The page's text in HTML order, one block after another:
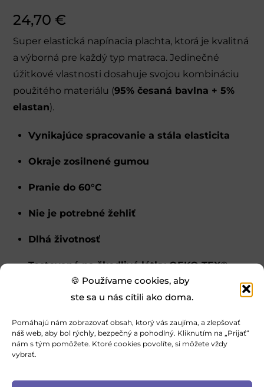
🍪 Používame cookies, aby
ste sa u nás cítili ako doma.
Pomáhajú nám zobrazovať obsah, ktorý vás zaujíma, a zlepšovať
náš web, aby bol rýchly, bezpečný a pohodlný. Kliknutím na „Prijať“
nám s tým pomôžete. Ktoré cookies povolíte, si môžete vždy
vybrať.
24,70 €
Super elastická napínacia plachta, ktorá je kvalitná
a výborná pre každý typ matraca. Jedinečné
úžitkové vlastnosti dosahuje svojou kombináciu
použitého materiálu (95% česaná bavlna + 5%
elastan).
Vynikajúce spracovanie a stála elasticita
Okraje zosilnené gumou
Pranie do 60°C
Nie je potrebné žehliť
Dlhá životnosť
Testované na škodlivé látky OEKO-TEX®
90x200cm (Jednolôžková postel)
‎180x200cm (Manželská postel)